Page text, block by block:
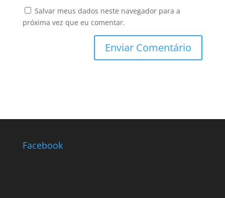
Salvar meus dados neste navegador para a
próxima vez que eu comentar.
Facebook